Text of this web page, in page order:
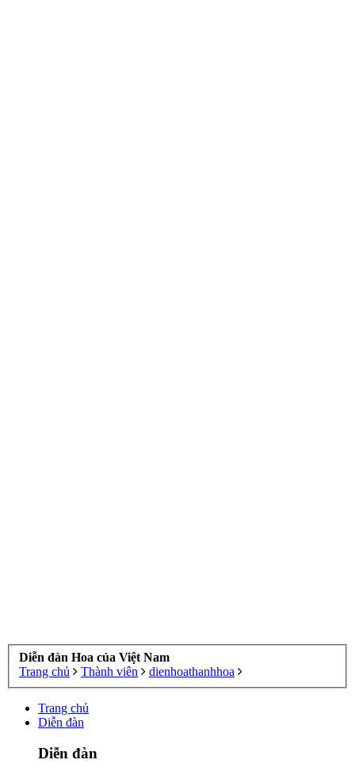
Diễn đàn Hoa của Việt Nam
Trang chủ
Thành viên dienhoathanhhoa
Trang chủ
Diễn đàn
Diễn đàn